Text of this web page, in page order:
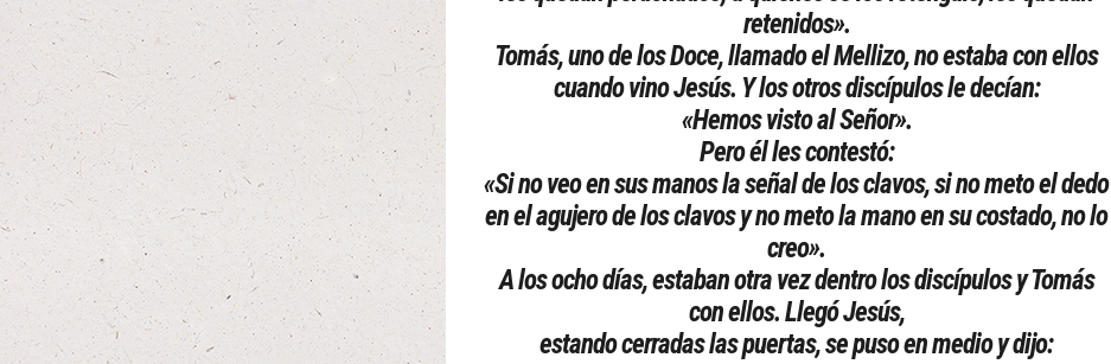
retenidos».
Tomás, uno de los Doce, llamado el Mellizo, no estaba con ellos
cuando vino Jesús. Y los otros discípulos le decían:
«Hemos visto al Señor».
Pero él les contestó:
«Si no veo en sus manos la señal de los clavos, si no meto el dedo
en el agujero de los clavos y no meto la mano en su costado, no lo
creo».
A los ocho días, estaban otra vez dentro los discípulos y Tomás
con ellos. Llegó Jesús,
estando cerradas las puertas, se puso en medio y dijo: